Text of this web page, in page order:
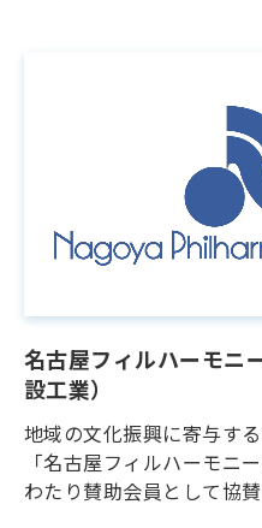
名古屋フィルハーモニ
設工業）
地域の文化振興に寄与す
「名古屋フィルハーモニ
わたり賛助会員として協賛